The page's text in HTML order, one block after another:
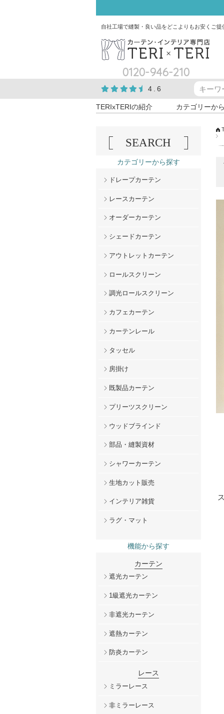
自社工場で縫製・良い品をどこよりもお安くご
0120-946-210
4.6
TERIxTERIの紹介 カテゴリーか
SEARCH
カテゴリーから探す
ドレープカーテン
レースカーテン
オーダーカーテン
シェードカーテン
アウトレットカーテン
ロールスクリーン
調光ロールスクリーン
カフェカーテン
カーテンレール
タッセル
房掛け
既製品カーテン
プリーツスクリーン
ウッドブラインド
部品・縫製資材
シャワーカーテン
生地カット販売
インテリア雑貨
ラグ・マット
機能から探す
カーテン
遮光カーテン
1級遮光カーテン
非遮光カーテン
遮熱カーテン
防炎カーテン
レース
ミラーレース
非ミラーレース